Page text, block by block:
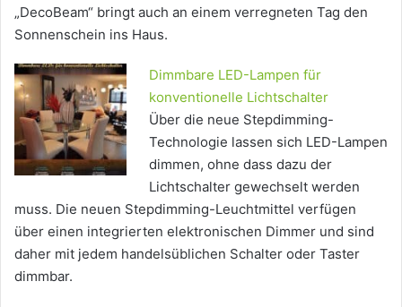
„DecoBeam“ bringt auch an einem verregneten Tag den
Sonnenschein ins Haus.
Dimmbare LED-Lampen für
konventionelle Lichtschalter
Über die neue Stepdimming-
Technologie lassen sich LED-Lampen
dimmen, ohne dass dazu der
Lichtschalter gewechselt werden
muss. Die neuen Stepdimming-Leuchtmittel verfügen
über einen integrierten elektronischen Dimmer und sind
daher mit jedem handelsüblichen Schalter oder Taster
dimmbar.